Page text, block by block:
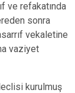
ve refakatında
sonra
vekaletine
vaziyet
kurulmuş